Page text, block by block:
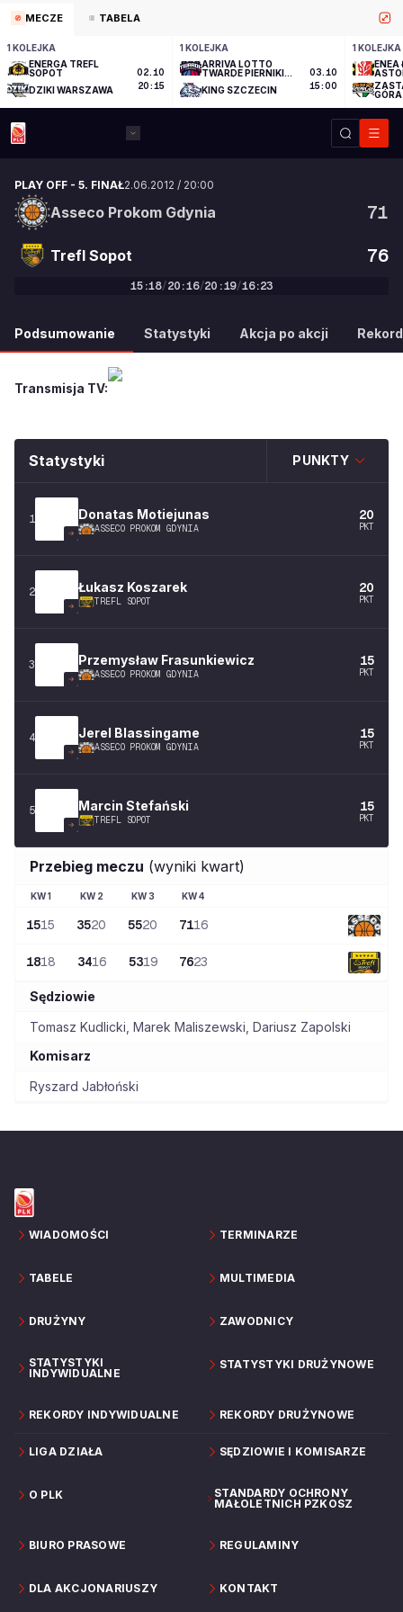
MECZE TABELA
1 KOLEJKA
ENERGA TREFL
SOPOT
DZIKI WARSZAWA
02.10
20:15
1 KOLEJKA
ARRIVA LOTTO
TWARDE PIERNIKI
KING SZCZECIN
03.10
15:00
1 KOLEJKA
ENEA
GÓRA
PLAY OFF - 5. FINAŁ2.06.2012 / 20:00
Asseco Prokom Gdynia 71
76
Trefl Sopot
15:18/20 :16/20 :19/16:23
71:76
Podsumowanie Statystyki Akcja po akcji
Transmisja TV:
Statystyki PUNKTY
1 Donatas Motiejunas
ASSECO PROKOM GDYNIA
20
PKT
2 Łukasz Koszarek
TREFL SOPOT
20
PKT
3 Przemysław Frasunkiewicz
ASSECO PROKOM GDYNIA
15
PKT
4 Jerel Blassingame
ASSECO PROKOM GDYNIA
15
PKT
5 Marcin Stefański
TREFL SOPOT
15
PKT
Przebieg meczu (wyniki kwart)
KW1 KW 2 KW3 KW4
1515 3520 5520 7116
1818 3416 5319 7623
Sędziowie
Tomasz Kudlicki Marek Maliszewski Dariusz Zapolski
Komisarz
Ryszard Jabłoński
WIADOMOŚCI TERMINARZE
TABELE MULTIMEDIA
DRUŻYNY ZAWODNICY
STATYSTYKI
INDYWIDUALNE
STATYSTYKI DRUŻYNOWE
REKORDY INDYWIDUALNE REKORDY DRUŻYNOWE
LIGA DZIAŁA SĘDZIOWIE I KOMISARZE
O PLK
STANDARDY OCHRONY
MAŁOLETNICH PZKOSZ
BIURO PRASOWE REGULAMINY
DLA AKCJONARIUSZY KONTAKT